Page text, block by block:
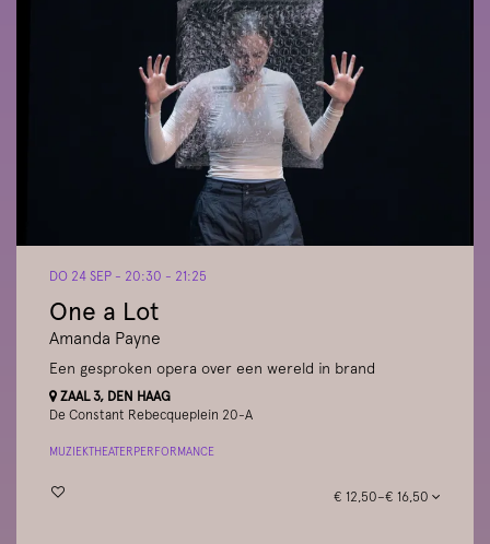
One a Lot
Amanda Payne
DO 24 SEP - 20:30 - 21:25
Een gesproken opera over een wereld in brand
ZAAL 3, DEN HAAG
De Constant Rebecqueplein 20-A
MUZIEKTHEATERPERFORMANCE
€ 12,50–€ 16,50